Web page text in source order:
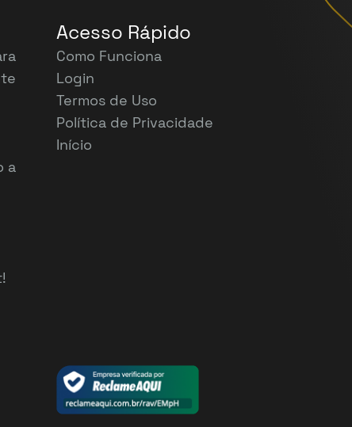
a
Acesso Rápido
Como Funciona
Login
Termos de Uso
Política de Privacidade
Início